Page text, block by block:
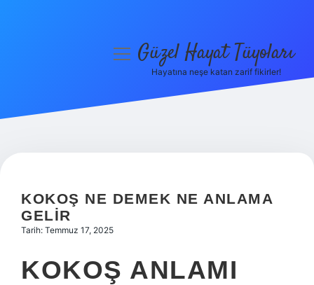
Hakkımızda
menüyüGüzel Hayat Tüyoları
Hayatına neşe katan zarif fikirler!
KOKOŞ NE DEMEK NE ANLAMA
GELIR
Tarih: Temmuz 17, 2025
KOKOŞ ANLAMI